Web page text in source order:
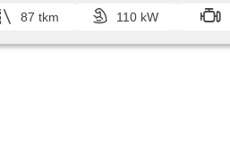
Außenthermometer,
Bluetooth, El. Deckel des
řazení pádly pod
elektronická ruční brzda,
87 tkm 110 kW